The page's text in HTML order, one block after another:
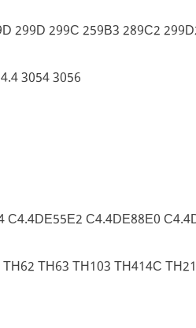
299D 299C 259B3 289C2
3054 3056
C4.4DE55E2 C4.4DE88E0
TH63 TH103 TH414C